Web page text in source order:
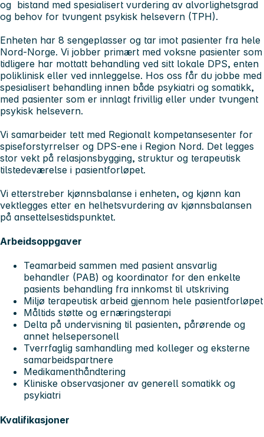
og bistand med spesialisert vurdering av alvorlighetsgrad
og behov for tvungent psykisk helsevern (TPH).
Enheten har 8 sengeplasser og tar imot pasienter fra hele
Nord-Norge. Vi jobber primært med voksne pasienter som
tidligere har mottatt behandling ved sitt lokale DPS, enten
poliklinisk eller ved innleggelse. Hos oss får du jobbe med
spesialisert behandling innen både psykiatri og somatikk,
med pasienter som er innlagt frivillig eller under tvungent
psykisk helsevern.
Vi samarbeider tett med Regionalt kompetansesenter for
spiseforstyrrelser og DPS-ene i Region Nord. Det legges
stor vekt på relasjonsbygging, struktur og terapeutisk
tilstedeværelse i pasientforløpet.
Vi etterstreber kjønnsbalanse i enheten, og kjønn kan
vektlegges etter en helhetsvurdering av kjønnsbalansen
på ansettelsestidspunktet.
Arbeidsoppgaver
Teamarbeid sammen med pasient ansvarlig
behandler (PAB) og koordinator for den enkelte
pasients behandling fra innkomst til utskriving
Miljø terapeutisk arbeid gjennom hele pasientforløpet
Måltids støtte og ernæringsterapi
Delta på undervisning til pasienten, pårørende og
annet helsepersonell
Tverrfaglig samhandling med kolleger og eksterne
samarbeidspartnere
Medikamenthåndtering
Kliniske observasjoner av generell somatikk og
psykiatri
Kvalifikasjoner